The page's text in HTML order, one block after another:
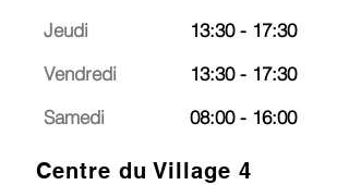
Jeudi
Vendredi
Samedi
13:30 - 17:30
13:30 - 17:30
08:00 - 16:00
Centre du Village 4